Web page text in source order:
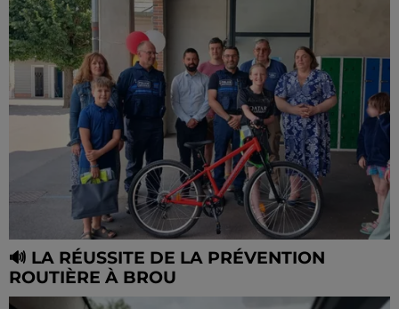
🔊 LA RÉUSSITE DE LA PRÉVENTION
ROUTIÈRE À BROU